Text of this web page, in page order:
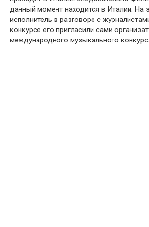
данный момент находится в Италии. На
исполнитель в разговоре с
конкурсе его пригласили сами
международного музыкального